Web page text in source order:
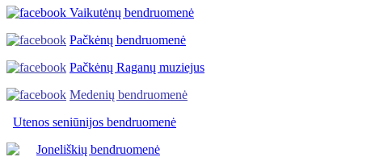
Vaikutėnų bendruomenė
Pačkėnų bendruomenė
Pačkėnų Raganų muziejus
Medenių bendruomenė
Utenos seniūnijos bendruomenė
Joneliškių bendruomenė